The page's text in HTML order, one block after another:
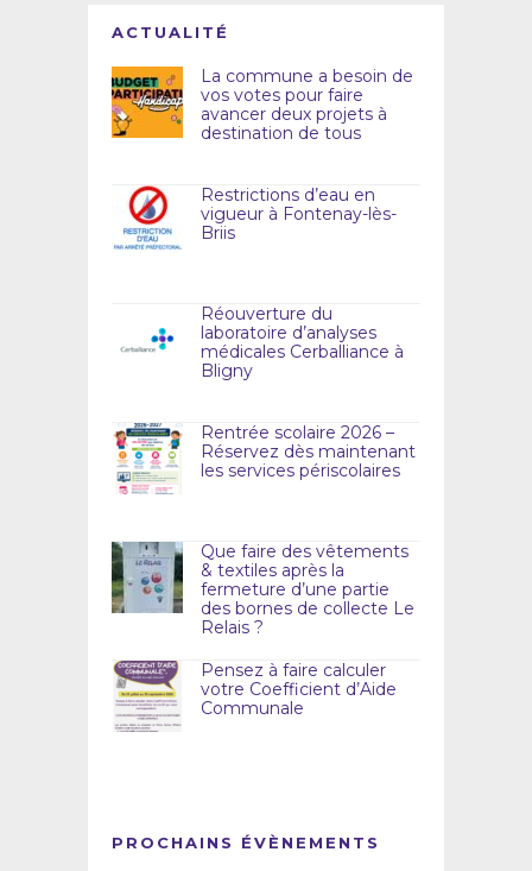
ACTUALITÉ
La commune a besoin de
vos votes pour faire
avancer deux projets à
destination de tous
Restrictions d’eau en
vigueur à Fontenay-lès-
Briis
Réouverture du
laboratoire d’analyses
médicales Cerballiance à
Bligny
Rentrée scolaire 2026 –
Réservez dès maintenant
les services périscolaires
Que faire des vêtements
& textiles après la
fermeture d’une partie
des bornes de collecte Le
Relais ?
Pensez à faire calculer
votre Coefficient d’Aide
Communale
PROCHAINS ÉVÈNEMENTS